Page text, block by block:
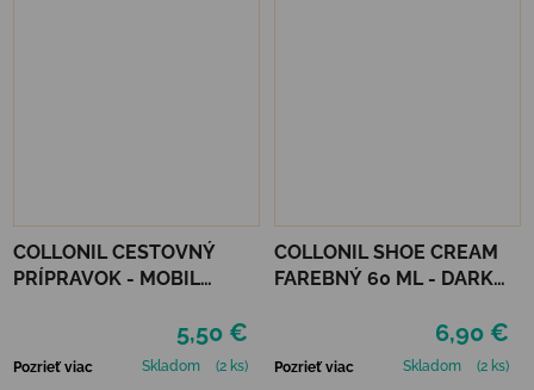
COLLONIL CESTOVNÝ
PRÍPRAVOK - MOBIL
5,50 €
Pozrieť viac Skladom (2 ks)
COLLONIL SHOE CREAM
FAREBNÝ 60 ML - DARK
6,90 €
Pozrieť viac Skladom (2 ks)